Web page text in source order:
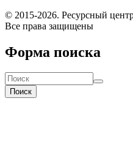
© 2015-2026. Ресурсный
Все права защищены
Форма поиска
Поиск